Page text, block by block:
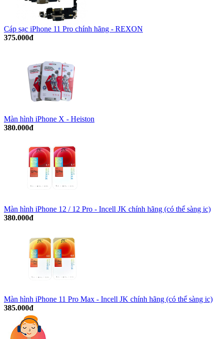
Cáp sạc iPhone 11 Pro chính hãng - REXON
375.000đ
Màn hình iPhone X - Heiston
380.000đ
Màn hình iPhone 12 / 12 Pro - Incell JK chính hãng (có thể sàng ic)
380.000đ
Màn hình iPhone 11 Pro Max - Incell JK chính hãng (có thể sàng ic)
385.000đ